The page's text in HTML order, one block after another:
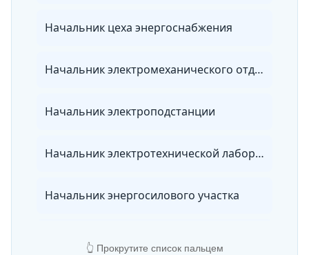
Начальник цеха энергоснабжения
Начальник электромеханического отдела
Начальник электроподстанции
Начальник электротехнической лаборатории
Начальник энергосилового участка
👆 Прокрутите список пальцем